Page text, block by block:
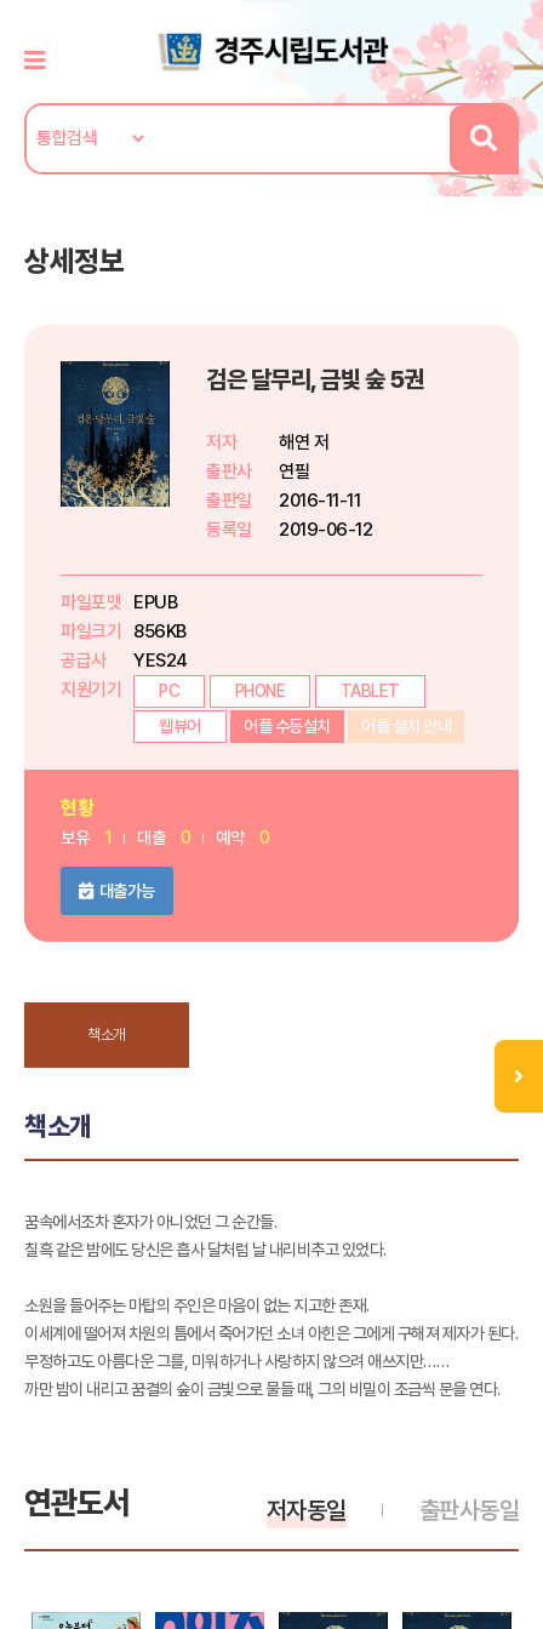
상세정보
검은 달무리, 금빛 숲 5권
저자
해연 저
출판사
연필
출판일
2016-11-11
등록일
2019-06-12
파일포맷
EPUB
파일크기
856KB
공급사
YES24
지원기기
PC PHONE
TABLET
웹뷰어
어플 수동설치 어플 설치 안내
현황
보유 1 대출 0 예약 0
대출가능
책소개
책소개
꿈속에서조차 혼자가 아니었던 그 순간들.
칠흑 같은 밤에도 당신은 흡사 달처럼 날 내리비추고 있었다.
소원을 들어주는 마탑의 주인은 마음이 없는 지고한 존재.
이세계에 떨어져 차원의 틈에서 죽어가던 소녀 아힌은 그에게 구해져 제자가 된다.
무정하고도 아름다운 그를, 미워하거나 사랑하지 않으려 애쓰지만……
까만 밤이 내리고 꿈결의 숲이 금빛으로 물들 때, 그의 비밀이 조금씩 문을 연다.
연관도서 출판사동일
저자동일